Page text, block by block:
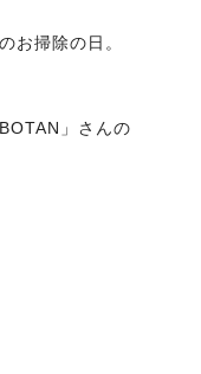
お掃除の日。
」さんの